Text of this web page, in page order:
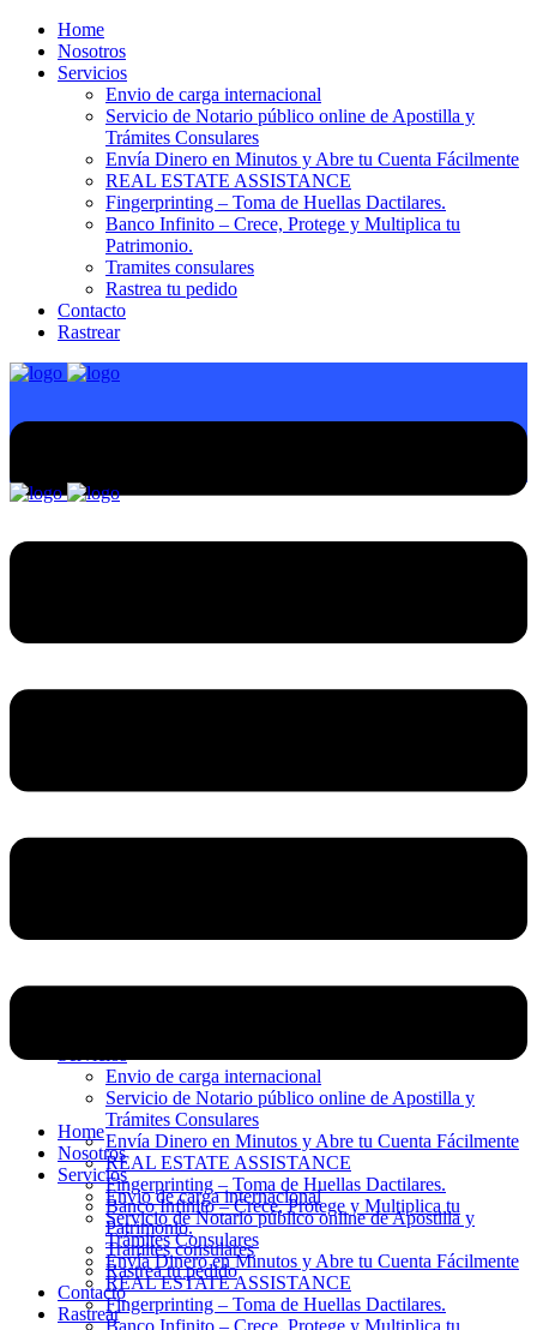
Home
Nosotros
Servicios
Envio de carga internacional
Servicio de Notario público online de Apostilla y
Trámites Consulares
Envía Dinero en Minutos y Abre tu Cuenta Fácilmente
REAL ESTATE ASSISTANCE
Fingerprinting – Toma de Huellas Dactilares.
Banco Infinito – Crece, Protege y Multiplica tu
Patrimonio.
Tramites consulares
Rastrea tu pedido
Contacto
Rastrear
Envio de carga internacional
Servicio de Notario público online de Apostilla y
Trámites Consulares
Envía Dinero en Minutos y Abre tu Cuenta Fácilmente
REAL ESTATE ASSISTANCE
Fingerprinting – Toma de Huellas Dactilares.
Banco Infinito – Crece, Protege y Multiplica tu
Patrimonio.
Tramites consulares
Rastrea tu pedido
Contacto
Rastrear
Home
Nosotros
Servicios
Envio de carga internacional
Servicio de Notario público online de Apostilla y
Trámites Consulares
Envía Dinero en Minutos y Abre tu Cuenta Fácilmente
REAL ESTATE ASSISTANCE
Fingerprinting – Toma de Huellas Dactilares.
Banco Infinito – Crece, Protege y Multiplica tu